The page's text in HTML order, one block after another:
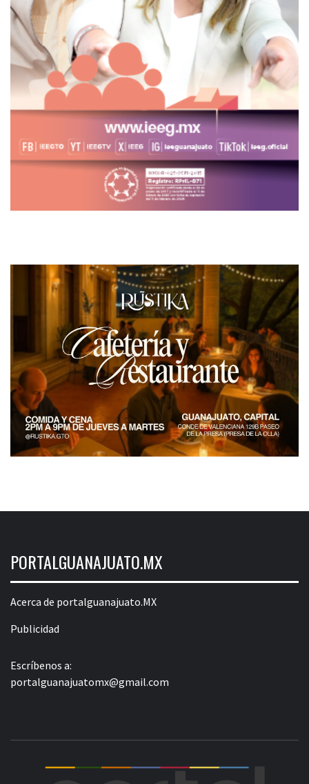
PORTALGUANAJUATO.MX
Acerca de portalguanajuato.MX
Publicidad
Escríbenos a:
portalguanajuatomx@gmail.com